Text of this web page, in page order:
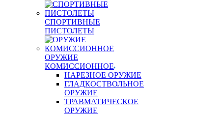
СПОРТИВНЫЕ
ПИСТОЛЕТЫ
ОРУЖИЕ
КОМИССИОННОЕ
НАРЕЗНОЕ ОРУЖИЕ
ГЛАДКОСТВОЛЬНОЕ
ОРУЖИЕ
ТРАВМАТИЧЕСКОЕ
ОРУЖИЕ